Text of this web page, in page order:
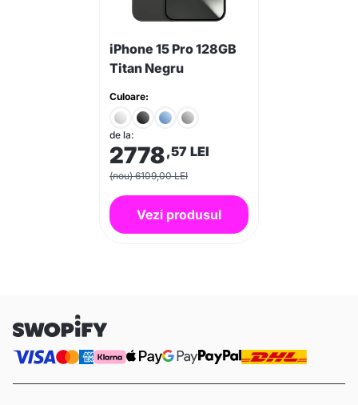
iPhone 15 Pro 128GB
Titan Negru
Culoare:
de la:
2778,57 LEI
(nou) 6109,00 LEI
Vezi produsul